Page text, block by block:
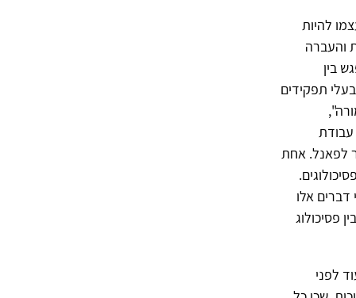
להיות
והעברה
בין
תפקידים
לפאנל. אחת
אלו
פסיכולוג
לפני